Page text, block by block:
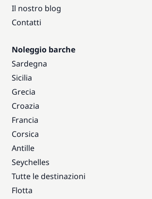
Il nostro blog
Contatti
Noleggio barche
Sardegna
Sicilia
Grecia
Croazia
Francia
Corsica
Antille
Seychelles
Tutte le destinazioni
Flotta